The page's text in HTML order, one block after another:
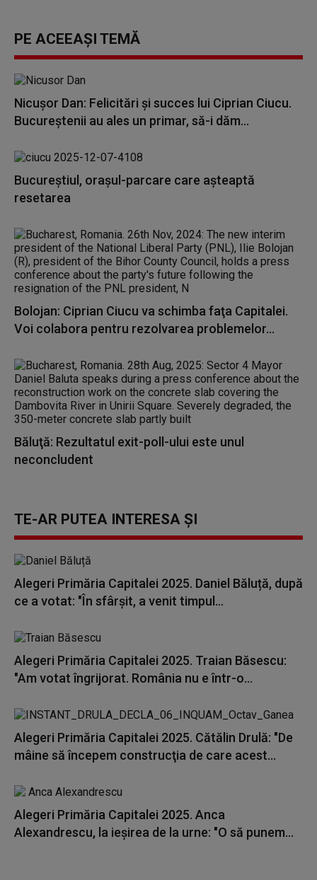
PE ACEEAȘI TEMĂ
Nicuşor Dan: Felicitări şi succes lui Ciprian Ciucu.
Bucureştenii au ales un primar, să-i dăm...
Bucureștiul, orașul-parcare care așteaptă
resetarea
Bolojan: Ciprian Ciucu va schimba faţa Capitalei.
Voi colabora pentru rezolvarea problemelor...
Băluţă: Rezultatul exit-poll-ului este unul
neconcludent
TE-AR PUTEA INTERESA ȘI
Alegeri Primăria Capitalei 2025. Daniel Băluță, după
ce a votat: "În sfârşit, a venit timpul...
Alegeri Primăria Capitalei 2025. Traian Băsescu:
"Am votat îngrijorat. România nu e într-o...
Alegeri Primăria Capitalei 2025. Cătălin Drulă: "De
mâine să începem construcţia de care acest...
Alegeri Primăria Capitalei 2025. Anca
Alexandrescu, la ieșirea de la urne: "O să punem...